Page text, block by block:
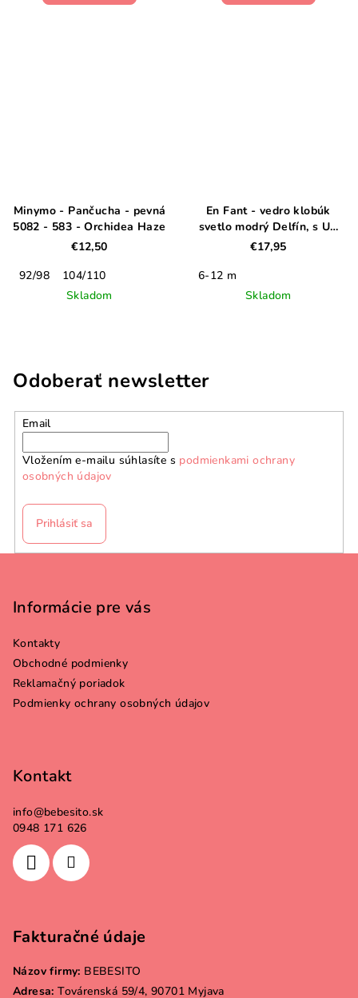
Minymo - Pančucha - pevná
5082 - 583 - Orchidea Haze
€12,50
92/98
104/110
Skladom
En Fant - vedro klobúk
svetlo modrý Delfín, s UV
filtrom
€17,95
6-12 m
Skladom
Odoberať newsletter
Email
Vložením e-mailu súhlasíte s podmienkami ochrany
osobných údajov
Prihlásiť sa
Informácie pre vás
Kontakty
Obchodné podmienky
Reklamačný poriadok
Podmienky ochrany osobných údajov
Kontakt
info@bebesito.sk
0948 171 626
Fakturačné údaje
Názov firmy: BEBESITO
Adresa: Továrenská 59/4, 90701 Myjava